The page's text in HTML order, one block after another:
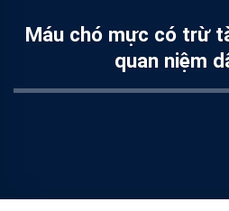
Máu chó mực có trừ
quan niệm